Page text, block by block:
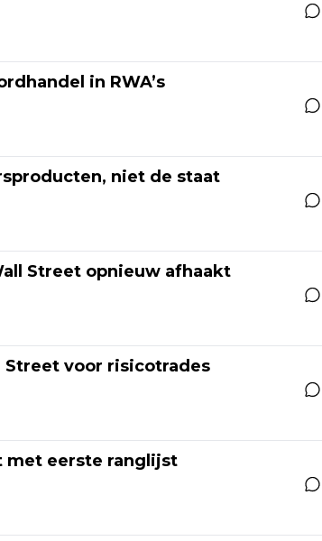
in RWA’s
niet de staat
Street opnieuw afhaakt
voor risicotrades
met eerste ranglijst